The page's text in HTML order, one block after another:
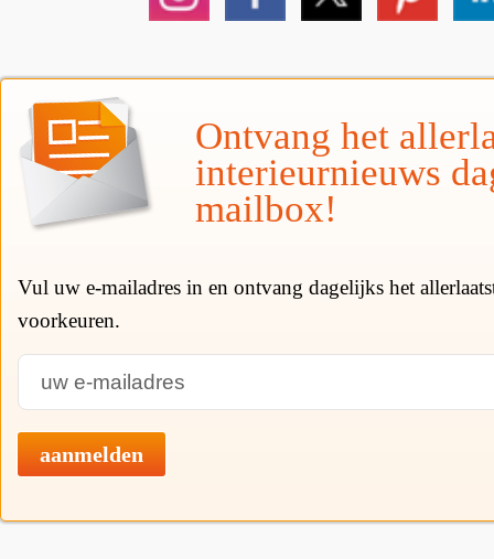
Ontvang het
interieurnieuws
mailbox!
Vul uw e-mailadres in en ontvang dagelijks het
voorkeuren.
aanmelden